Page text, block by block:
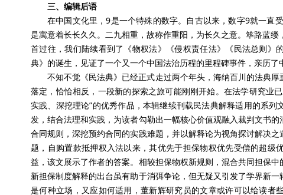
三、编辑后语
在中国文化里，9是一个特殊的数字。自古以来，数字9就一直
是寓意着长长久久。二九相重，故称作重阳，为长久之意。筚路蓝
首过往，我们陆续看到了《物权法》《侵权责任法》《民法总则》
典》的诞生，见证了一个又一个中国法治历程的里程碑事件，亲历了
不知不觉《民法典》已经正式走过两个年头，海纳百川的法典
落定，恰恰相反，一段新的探索之旅可能刚刚开始。在法学研究业
实践、深挖理论”的优秀作品，本辑继续刊载民法典解释适用的系
发，结合法理和实践，为读者勾勒出一幅核心价值观融入裁判文书
合同规则，深挖预约合同的实践难题，并以解释论为视角探讨解决
题，自购置款抵押权入法以来，其优先于担保物权优先受偿的超级
益，该文展示了作者的答案。相较担保物权新规则，混合共同担保
新担保制度解释的出台虽有助于消弭争论，但无疑又引发了学界新
是何种立场，又应如何适用，董新辉研究员的文章或许可以给读者